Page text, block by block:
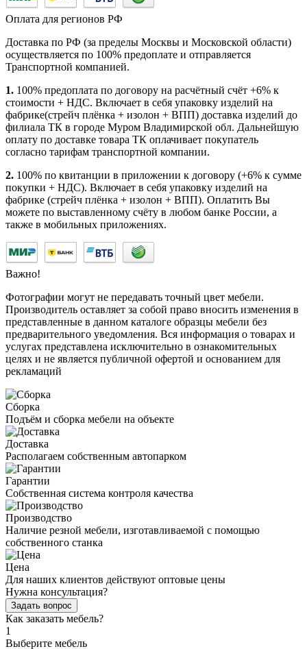
Оплата для регионов РФ
Доставка по РФ (за пределы Москвы и Московской области)
осуществляется по 100% предоплате и отправляется
Транспортной компанией.
1. 100% предоплата по договору на расчётный счёт +6% к
стоимости + НДС. Включает в себя упаковку изделий на
фабрике(стрейч плёнка + изолон + ВПП) доставка изделий до
филиала ТК в городе Муром Владимирской обл. Дальнейшую
оплату по доставке товара ТК оплачивает покупатель
согласно тарифам транспортной компании.
2. 100% по квитанции в приложении к договору (+6% к сумме
покупки + НДС). Включает в себя упаковку изделий на
фабрике (стрейч плёнка + изолон + ВПП). Оплатить Вы
можете по выставленному счёту в любом банке России, а
также в мобильных приложениях.
Важно!
Фотографии могут не передавать точный цвет мебели.
Производитель оставляет за собой право вносить изменения в
представленные в данном каталоге образцы мебели без
предварительного уведомления. Вся информация о товарах и
услугах представлена исключительно в ознакомительных
целях и не является публичной офертой и основанием для
рекламаций
Сборка
Подъём и сборка мебели на объекте
Доставка
Располагаем собственным автопарком
Гарантии
Собственная система контроля качества
Производство
Наличие резной мебели, изготавливаемой с помощью
собственного станка
Цена
Для наших клиентов действуют оптовые цены
Нужна консультация?
Задать вопрос
Как заказать мебель?
1
Выберите мебель